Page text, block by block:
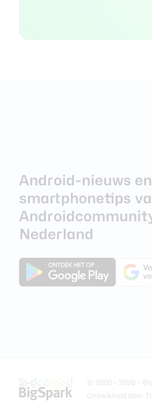
Android-nieuws
smartphonetips
Nederland
© 2008 - 2026 –
Ontwikkeld door